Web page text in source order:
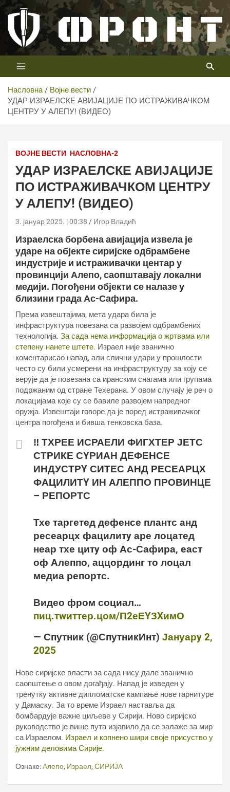
Скип
цонтент
Телевизија ФРОНТ
Први војни канал у Србији
Насловна
Војне вести
УДАР ИЗРАЕЛСКЕ АВИЈАЦИЈЕ ПО ИСТРАЖИВАЧКОМ
ЦЕНТРУ У АЛЕПУ! (ВИДЕО)
ВОЈНЕ ВЕСТИ НАСЛОВНА-2
УДАР ИЗРАЕЛСКЕ АВИЈАЦИЈЕ
ПО ИСТРАЖИВАЧКОМ ЦЕНТРУ
У АЛЕПУ! (ВИДЕО)
3. јануар 2025. | 00:38 Игор Владић
Израелска борбена авијација извела је
ударе на објекте сиријске одбрамбене
индустрије и истраживачки центар у
провинцији Алепо, саопштавају локални
медији. Погођени објекти се налазе у
близини града Ас-Сафира.
Према извештајима, мета удара била је
инфраструктура повезана са развојем одбрамбених
технологија. За сада нема информација о жртвама или
степену нанете штете. Израел није званично
коментарисао напад, али слични удари у прошлости
често су били усмерени на инфраструктуру за коју се
верује да је повезана са иранским снагама или групама
подржаним од стране Техерана. У овом случају је реч о
локацијама које су се бавиле развојем напредног
оружја. Извештаји говоре да је поред истраживачког
центра погођена и бивша тенковска база.
‼️ ТХРЕЕ ИСРАЕЛИ ФИГХТЕР ЈЕТС
СТРИКЕ СYРИАН ДЕФЕНСЕ
ИНДУСТРY СИТЕС АНД РЕСЕАРЦХ
ФАЦИЛИТY ИН АЛЕППО ПРОВИНЦЕ
– РЕПОРТС
Тхе таргетед дефенсе плантс анд
ресеарцх фацилитy аре лоцатед
неар тхе цитy оф Ас-Сафира, еаст
оф Алеппо, аццординг то лоцал
медиа репортс.
Видео фром социал…
пиц.тwиттер.цом/П2еЕYЗXимО
— Спутник (@СпутникИнт) Јануарy 2,
2025
Нове сиријске власти за сада нису дале званично
саопштење о овом догађају. Напад је изведен у
тренутку активне дипломатске кампање нове гарнитуре
у Дамаску. За то време Израел наставља да
бомбардује важне циљеве у Сирији. Ново сиријско
руководство је више пута изјавило да се залаже за мир
са Израелом. Израел и копнено шири своје присуство у
јужним деловима Сирије.
Ознаке:Алепо, Израел, СИРИЈА